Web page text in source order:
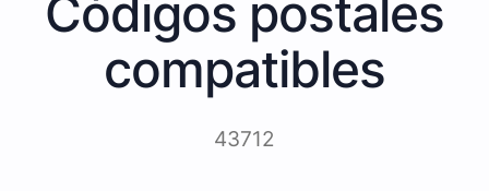
Códigos postales
compatibles
43712